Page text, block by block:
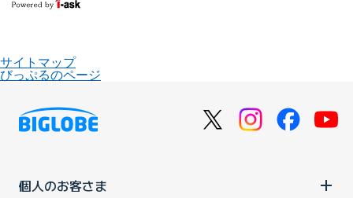
サイトマップ
びっぷるのページ
個人のお客さま